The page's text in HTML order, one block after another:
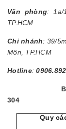
Văn phòng: 1a/
TP.HCM
Chi nhánh: 39/
Môn, TP.HCM
Hotline:
304
Quy